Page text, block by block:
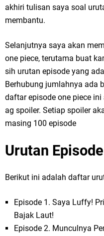
akhiri tulisan saya soal
membantu.
Selanjutnya saya akan
one piece, terutama buat
sih urutan episode yang
Berhubung jumlahnya ada
daftar episode one piece
ag spoiler. Setiap spoiler
masing 100 episode
Urutan
Berikut ini adalah daftar
Episode 1. Saya Luffy!
Bajak Laut!
Episode 2. Munculnya